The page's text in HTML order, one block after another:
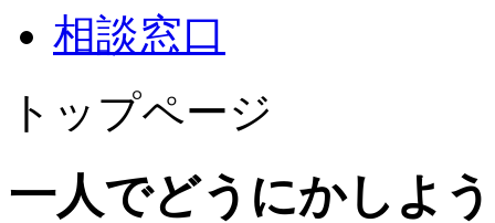
相談窓口
トップページ
一人でどうにかしよ